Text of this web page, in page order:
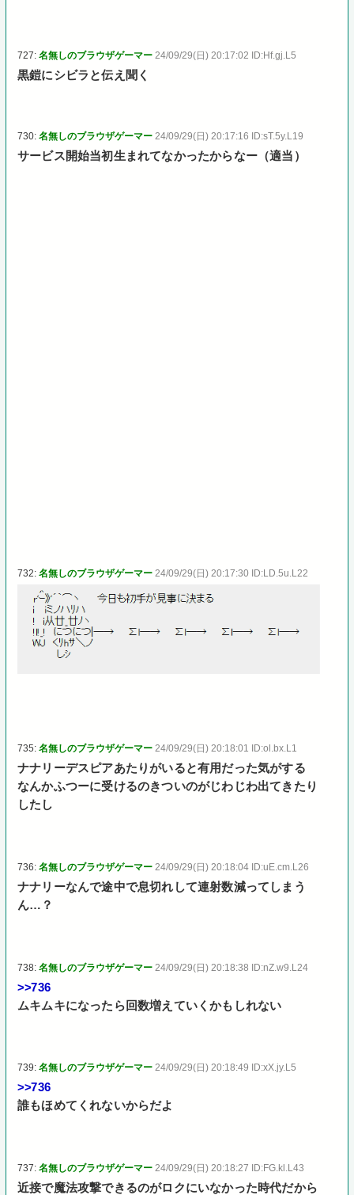
727:名無しのブラウザゲーマー 24/09/29(日) 20:17:02 ID:Hf.gj.L5
黒鎧にシビラと伝え聞く
730:名無しのブラウザゲーマー 24/09/29(日) 20:17:16 ID:sT.5y.L19
サービス開始当初生まれてなかったからなー（適当）
732:名無しのブラウザゲーマー 24/09/29(日) 20:17:30 ID:LD.5u.L22
735:名無しのブラウザゲーマー 24/09/29(日) 20:18:01 ID:ol.bx.L1
ナナリーデスピアあたりがいると有用だった気がする
なんかふつーに受けるのきついのがじわじわ出てきたり
したし
736:名無しのブラウザゲーマー 24/09/29(日) 20:18:04 ID:uE.cm.L26
ナナリーなんで途中で息切れして連射数減ってしまう
ん…？
738:名無しのブラウザゲーマー 24/09/29(日) 20:18:38 ID:nZ.w9.L24
>>736
ムキムキになったら回数増えていくかもしれない
739:名無しのブラウザゲーマー 24/09/29(日) 20:18:49 ID:xX.jy.L5
>>736
誰もほめてくれないからだよ
737:名無しのブラウザゲーマー 24/09/29(日) 20:18:27 ID:FG.kl.L43
近接で魔法攻撃できるのがロクにいなかった時代だから